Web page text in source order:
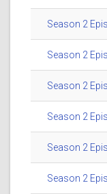
Season 2
Season 2
Season 2
Season 2
Season 2
Season 2